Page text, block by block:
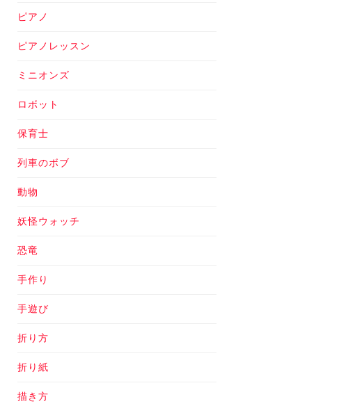
ピアノ
ピアノレッスン
ミニオンズ
ロボット
保育士
列車のボブ
動物
妖怪ウォッチ
恐竜
手作り
手遊び
折り方
折り紙
描き方